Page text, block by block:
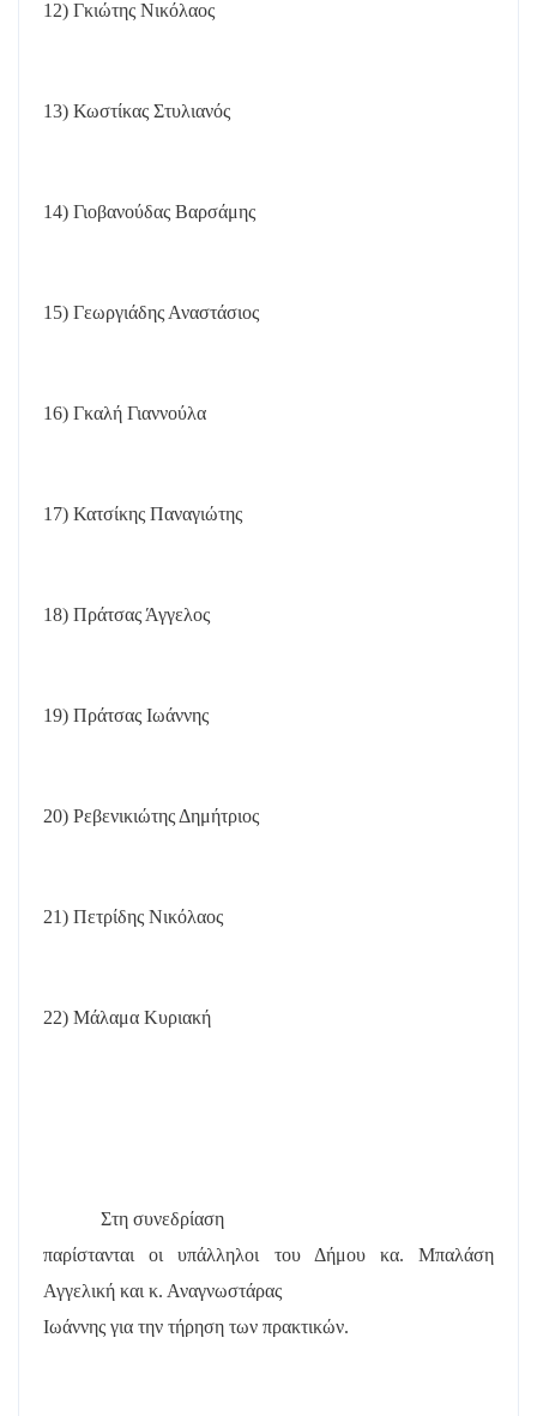
12) Γκιώτης Νικόλαος
13) Κωστίκας Στυλιανός
14) Γιοβανούδας Βαρσάμης
15) Γεωργιάδης Αναστάσιος
16) Γκαλή Γιαννούλα
17) Κατσίκης Παναγιώτης
18) Πράτσας Άγγελος
19) Πράτσας Ιωάννης
20) Ρεβενικιώτης Δημήτριος
21) Πετρίδης Νικόλαος
22) Μάλαμα Κυριακή
Στη συνεδρίαση
παρίστανται οι υπάλληλοι του Δήμου κα. Μπαλάση
Αγγελική και κ. Αναγνωστάρας
Ιωάννης για την τήρηση των πρακτικών.